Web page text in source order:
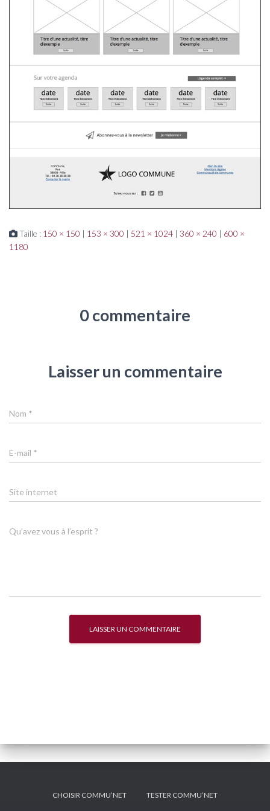
Taille : 150 × 150 | 153 × 300 | 521 × 1024 | 360 × 240 | 600 ×
1180
0 commentaire
Laisser un commentaire
Nom *
E-mail *
Site internet
Qu’avez vous à l’esprit ?
CHOISIR COMMU’NET TESTER COMMU’NET